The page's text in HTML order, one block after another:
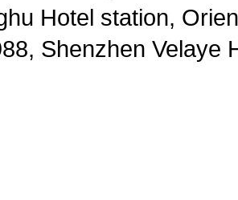
Hotel station,
Shenzhen Velaye